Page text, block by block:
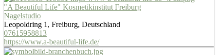
"A Beautiful Life" Kosmetikinstitut Freiburg
Nagelstudio
Leopoldring 1, Freiburg, Deutschland
07615958813
https://www.a-beautiful-life.de/